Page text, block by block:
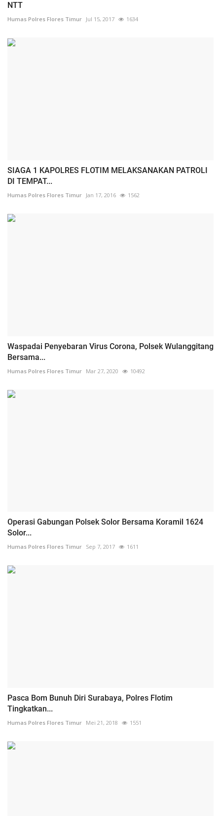
NTT
Humas Polres Flores Timur Jul 15, 2017 1634
SIAGA 1 KAPOLRES FLOTIM MELAKSANAKAN PATROLI
DI TEMPAT...
Humas Polres Flores Timur Jan 17, 2016 1562
Waspadai Penyebaran Virus Corona, Polsek Wulanggitang
Bersama...
Humas Polres Flores Timur Mar 27, 2020 10492
Operasi Gabungan Polsek Solor Bersama Koramil 1624
Solor...
Humas Polres Flores Timur Sep 7, 2017 1611
Pasca Bom Bunuh Diri Surabaya, Polres Flotim
Tingkatkan...
Humas Polres Flores Timur Mei 21, 2018 1551